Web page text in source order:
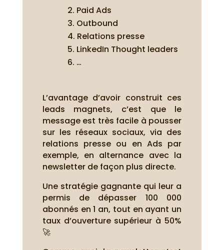
Paid Ads
Outbound
Relations presse
LinkedIn Thought leaders
…
L’avantage d’avoir construit ces
leads magnets, c’est que le
message est très facile à pousser
sur les réseaux sociaux, via des
relations presse ou en Ads par
exemple, en alternance avec la
newsletter de façon plus directe.
Une stratégie gagnante qui leur a
permis de dépasser 100 000
abonnés en 1 an, tout en ayant un
taux d’ouverture supérieur à 50%
🚀